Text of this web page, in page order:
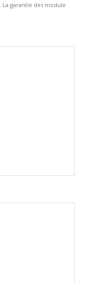
. La garantie des module